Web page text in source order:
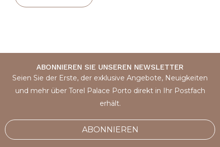
ABONNIEREN SIE UNSEREN NEWSLETTER
Seien Sie der Erste, der exklusive Angebote, Neuigkeiten
und mehr über Torel Palace Porto direkt in Ihr Postfach
erhält.
ABONNIEREN